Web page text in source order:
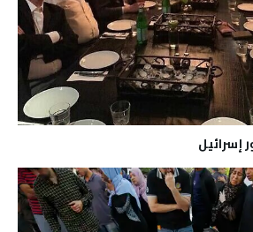
إسرائيل